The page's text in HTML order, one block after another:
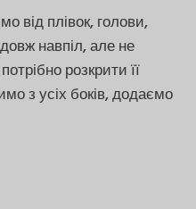
від плівок, голови,
навпіл, але не
розкрити її
з усіх боків, додаємо